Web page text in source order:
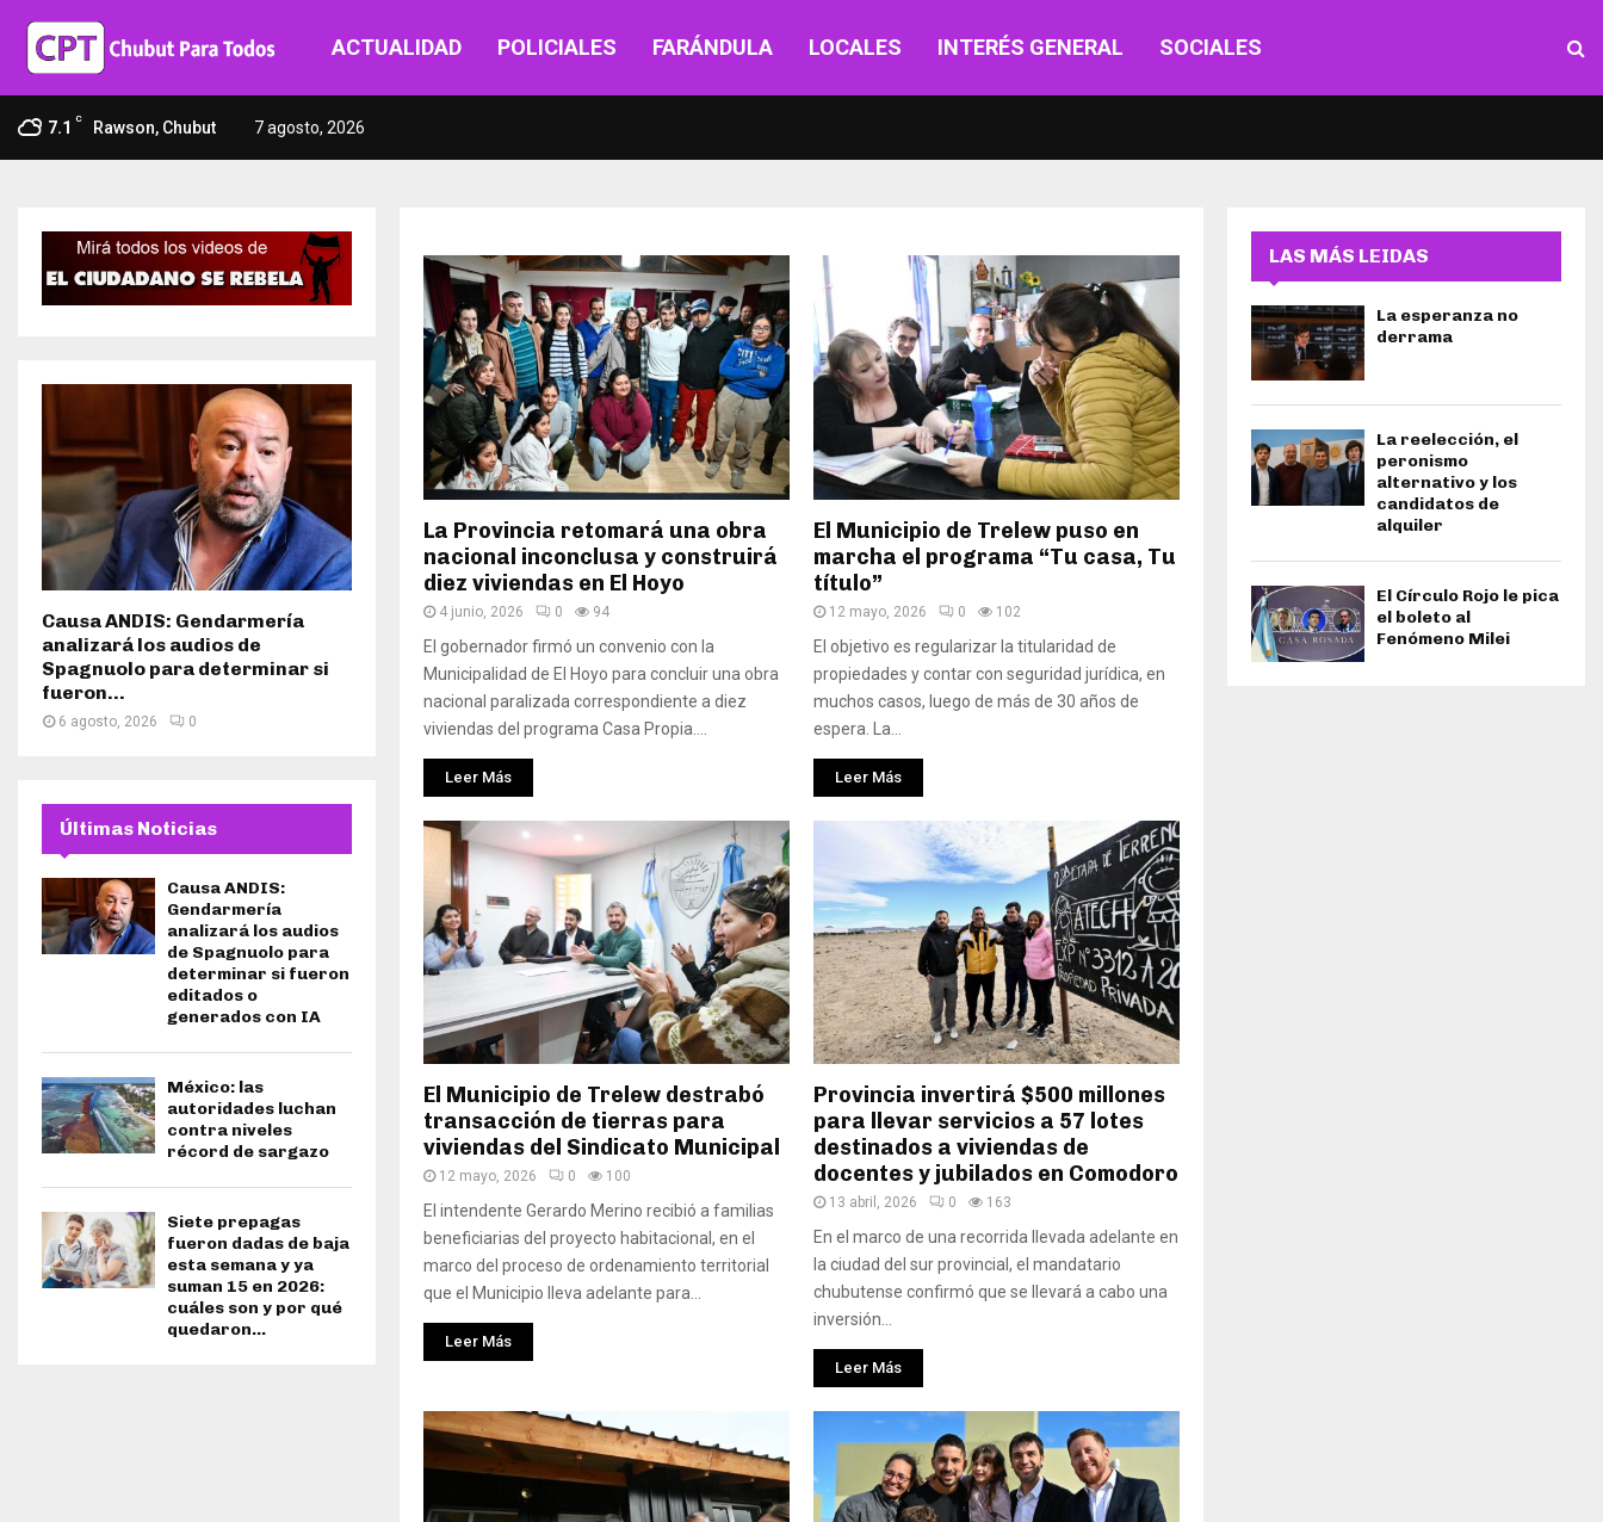
ACTUALIDAD POLICIALES FARÁNDULA LOCALES INTERÉS GENERAL SOCIALES
7.1 C Rawson, Chubut 7 agosto, 2026
La Provincia retomará una obra
nacional inconclusa y construirá
diez viviendas en El Hoyo
4 junio, 2026 0 94
El gobernador firmó un convenio con la
Municipalidad de El Hoyo para concluir una obra
nacional paralizada correspondiente a diez
viviendas del programa Casa Propia....
Leer Más
El Municipio de Trelew puso en
marcha el programa “Tu casa, Tu
título”
12 mayo, 2026 0 102
El objetivo es regularizar la titularidad de
propiedades y contar con seguridad jurídica, en
muchos casos, luego de más de 30 años de
espera. La...
Leer Más
El Municipio de Trelew destrabó
transacción de tierras para
viviendas del Sindicato Municipal
12 mayo, 2026 0 100
El intendente Gerardo Merino recibió a familias
beneficiarias del proyecto habitacional, en el
marco del proceso de ordenamiento territorial
que el Municipio lleva adelante para...
Leer Más
Provincia invertirá $500 millones
para llevar servicios a 57 lotes
destinados a viviendas de
docentes y jubilados en Comodoro
13 abril, 2026 0 163
En el marco de una recorrida llevada adelante en
la ciudad del sur provincial, el mandatario
chubutense confirmó que se llevará a cabo una
inversión...
Leer Más
Causa ANDIS: Gendarmería
analizará los audios de
Spagnuolo para determinar si
fueron...
6 agosto, 2026 0
Últimas Noticias
Causa ANDIS:
Gendarmería
analizará los audios
de Spagnuolo para
determinar si fueron
editados o
generados con IA
México: las
autoridades luchan
contra niveles
récord de sargazo
Siete prepagas
fueron dadas de baja
esta semana y ya
suman 15 en 2026:
cuáles son y por qué
quedaron...
LAS MÁS LEIDAS
La esperanza no
derrama
La reelección, el
peronismo
alternativo y los
candidatos de
alquiler
El Círculo Rojo le pica
el boleto al
Fenómeno Milei